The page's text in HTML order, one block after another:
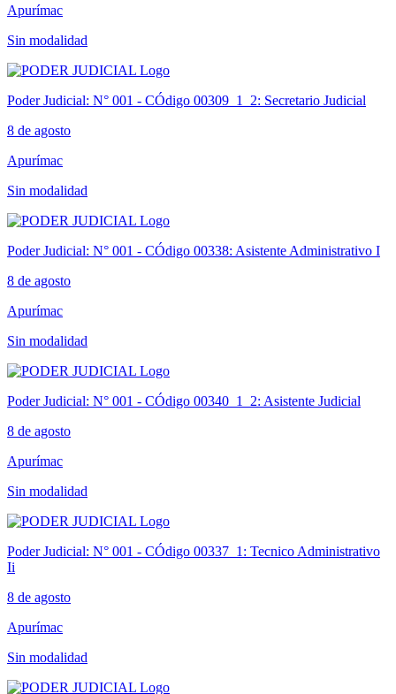
Apurímac
Sin modalidad
Poder Judicial: N° 001 - CÓdigo 00309_1_2: Secretario Judicial
8 de agosto
Apurímac
Sin modalidad
Poder Judicial: N° 001 - CÓdigo 00338: Asistente Administrativo I
8 de agosto
Apurímac
Sin modalidad
Poder Judicial: N° 001 - CÓdigo 00340_1_2: Asistente Judicial
8 de agosto
Apurímac
Sin modalidad
Poder Judicial: N° 001 - CÓdigo 00337_1: Tecnico Administrativo
Ii
8 de agosto
Apurímac
Sin modalidad